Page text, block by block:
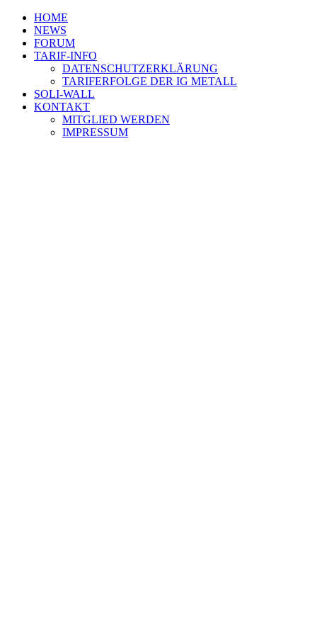
HOME
NEWS
FORUM
TARIF-INFO
DATENSCHUTZERKLÄRUNG
TARIFERFOLGE DER IG METALL
SOLI-WALL
KONTAKT
MITGLIED WERDEN
IMPRESSUM